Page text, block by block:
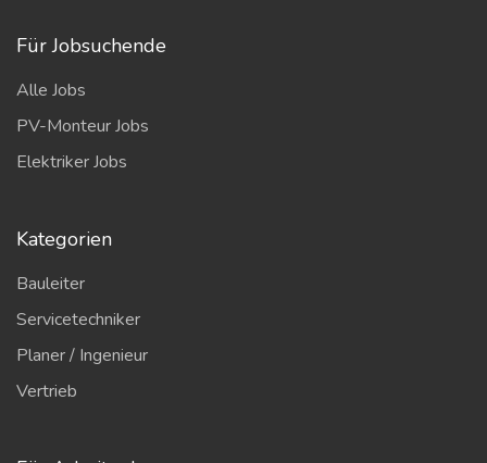
Für Jobsuchende
Alle Jobs
PV-Monteur Jobs
Elektriker Jobs
Kategorien
Bauleiter
Servicetechniker
Planer / Ingenieur
Vertrieb